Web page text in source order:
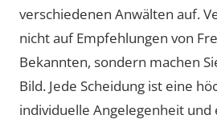
verschiedenen Anwälten auf.
nicht auf Empfehlungen von
Bekannten, sondern machen
Bild. Jede Scheidung ist eine
individuelle Angelegenheit